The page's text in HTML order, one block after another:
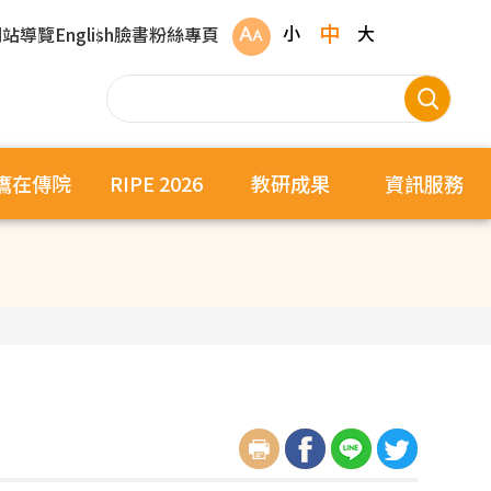
導覽English臉書粉絲專頁 小 中 大
在傳院 RIPE 2026 教研成果 資訊服務